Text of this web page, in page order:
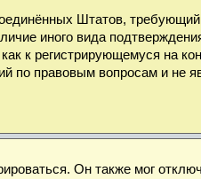
Штатов, требующий
иного вида
к регистрирующемуся на
по правовым вопросам и не
Он также мог